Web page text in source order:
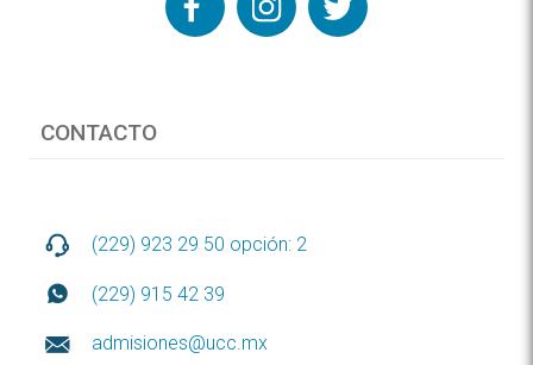
CONTACTO
(229) 923 29 50 opción: 2
(229) 915 42 39
admisiones@ucc.mx